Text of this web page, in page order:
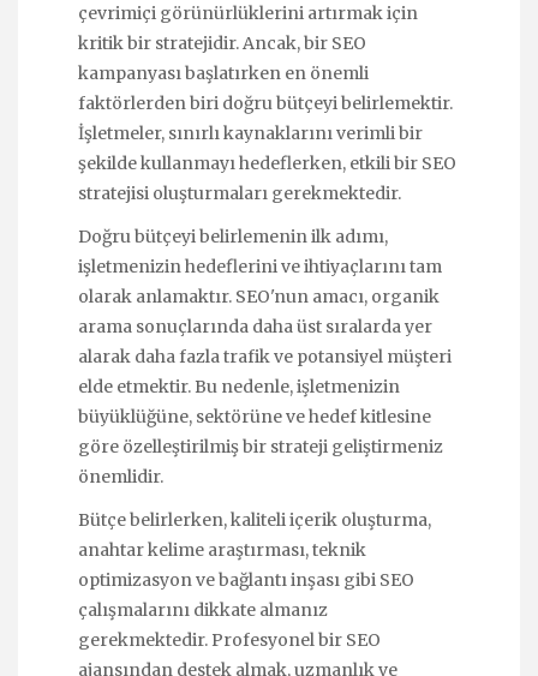
çevrimiçi görünürlüklerini artırmak için
kritik bir stratejidir. Ancak, bir SEO
kampanyası başlatırken en önemli
faktörlerden biri doğru bütçeyi belirlemektir.
İşletmeler, sınırlı kaynaklarını verimli bir
şekilde kullanmayı hedeflerken, etkili bir SEO
stratejisi oluşturmaları gerekmektedir.
Doğru bütçeyi belirlemenin ilk adımı,
işletmenizin hedeflerini ve ihtiyaçlarını tam
olarak anlamaktır. SEO'nun amacı, organik
arama sonuçlarında daha üst sıralarda yer
alarak daha fazla trafik ve potansiyel müşteri
elde etmektir. Bu nedenle, işletmenizin
büyüklüğüne, sektörüne ve hedef kitlesine
göre özelleştirilmiş bir strateji geliştirmeniz
önemlidir.
Bütçe belirlerken, kaliteli içerik oluşturma,
anahtar kelime araştırması, teknik
optimizasyon ve bağlantı inşası gibi SEO
çalışmalarını dikkate almanız
gerekmektedir. Profesyonel bir SEO
ajansından destek almak, uzmanlık ve